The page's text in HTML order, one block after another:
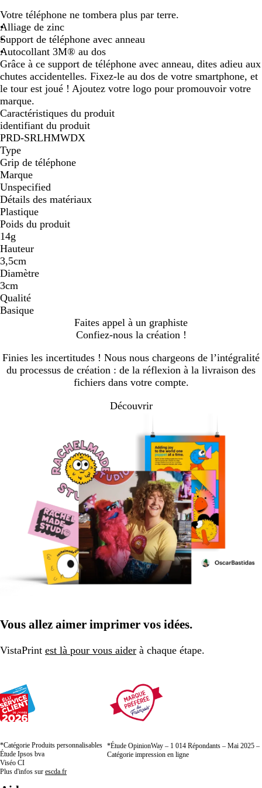
g
e
n
t
é
Votre téléphone ne tombera plus par terre.
Alliage de zinc
Support de téléphone avec anneau
Autocollant 3M® au dos
Grâce à ce support de téléphone avec anneau, dites adieu aux
chutes accidentelles. Fixez-le au dos de votre smartphone, et
le tour est joué ! Ajoutez votre logo pour promouvoir votre
marque.
Caractéristiques du produit
identifiant du produit
PRD-SRLHMWDX
Type
Grip de téléphone
Marque
Unspecified
Détails des matériaux
Plastique
Poids du produit
14g
Hauteur
3,5cm
Diamètre
3cm
Qualité
Basique
Faites appel à un graphiste
Confiez-nous la création !
Finies les incertitudes ! Nous nous chargeons de l’intégralité
du processus de création : de la réflexion à la livraison des
fichiers dans votre compte.
Découvrir
Vous allez aimer imprimer vos idées.
VistaPrint est là pour vous aider à chaque étape.
*Catégorie Produits personnalisables
Étude Ipsos bva
Viséo CI
Plus d'infos sur escda.fr
*Étude OpinionWay – 1 014 Répondants – Mai 2025 –
Catégorie impression en ligne